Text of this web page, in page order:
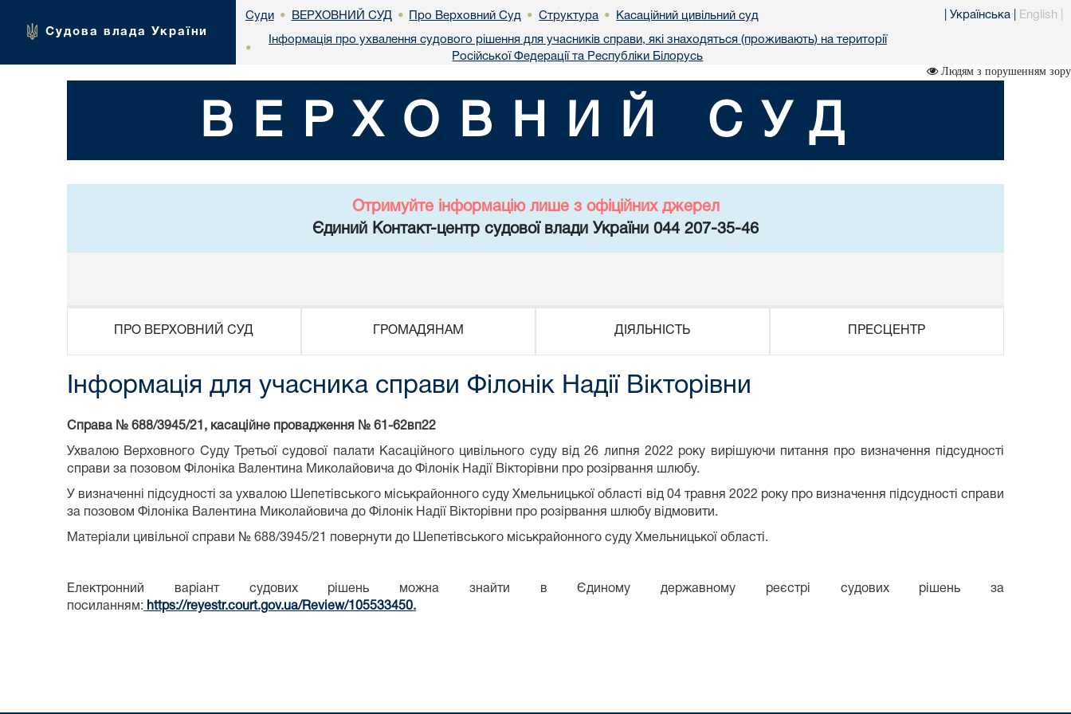
Судова влада України
Суди • ВЕРХОВНИЙ СУД • Про Верховний Суд • Структура • Касаційний цивільний суд
•
Інформація про ухвалення судового рішення для учасників справи, які знаходяться (проживають) на території
Російської Федерації та Республіки Білорусь
Українська English
Людям з порушенням зору
ВЕРХОВНИЙ СУД
Отримуйте інформацію лише з офіційних джерел
Єдиний Контакт-центр судової влади України 044 207-35-46
ПРО ВЕРХОВНИЙ СУД ГРОМАДЯНАМ ДІЯЛЬНІСТЬ ПРЕСЦЕНТР
Інформація для учасника справи Філонік Надії Вікторівни
Справа № 688/3945/21, касаційне провадження № 61-62вп22
Ухвалою Верховного Суду Третьої судової палати Касаційного цивільного суду від 26 липня 2022 року вирішуючи питання про визначення підсудності
справи за позовом Філоніка Валентина Миколайовича до Філонік Надії Вікторівни про розірвання шлюбу.
У визначенні підсудності за ухвалою Шепетівського міськрайонного суду Хмельницької області від 04 травня 2022 року про визначення підсудності справи
за позовом Філоніка Валентина Миколайовича до Філонік Надії Вікторівни про розірвання шлюбу відмовити.
Матеріали цивільної справи № 688/3945/21 повернути до Шепетівського міськрайонного суду Хмельницької області.
Електронний варіант судових рішень можна знайти в Єдиному державному реєстрі судових рішень за
посиланням: https://reyestr.court.gov.ua/Review/105533450.